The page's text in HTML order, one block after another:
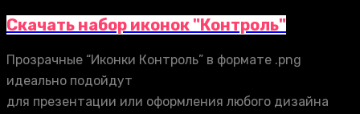
Скачать набор иконок "Контроль"
Прозрачные “Иконки Контроль” в формате .png
идеально подойдут
для презентации или оформления любого дизайна